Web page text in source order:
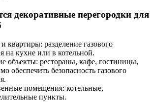
декоративные перегородки для
квартиры: разделение газового
на кухне или в котельной.
объекты: рестораны, кафе, гостиницы,
обеспечить безопасность газового
помещения: котельные,
пункты.